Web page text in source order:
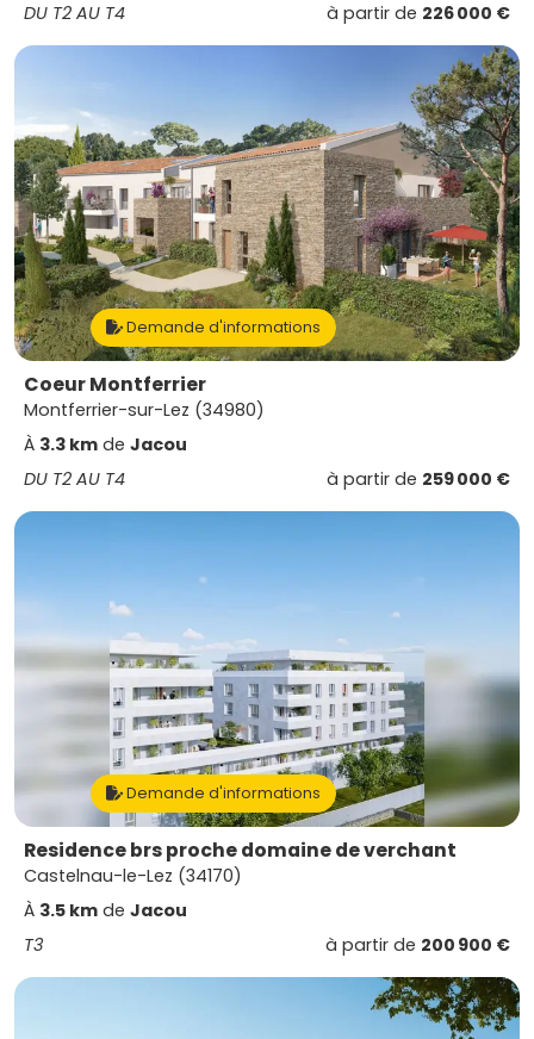
DU T2 AU T4
à partir de 226 000 €
Demande d'informations
Coeur Montferrier
Montferrier-sur-Lez (34980)
À 3.3 km de Jacou
DU T2 AU T4
à partir de 259 000 €
Demande d'informations
Residence brs proche domaine de verchant
Castelnau-le-Lez (34170)
À 3.5 km de Jacou
T3
à partir de 200 900 €